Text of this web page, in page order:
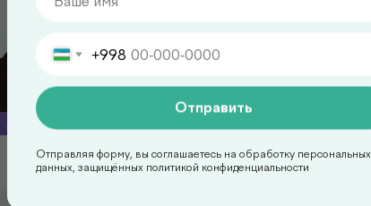
+998
Отправить
Отправляя форму, вы соглашаетесь на обработку персональных
данных, защищённых политикой конфиденциальности